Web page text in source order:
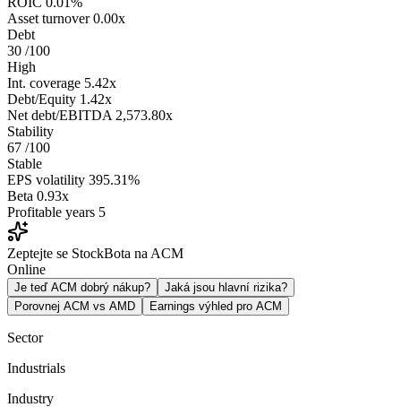
Asset turnover 0.00x
Debt
30 /100
High
Int. coverage 5.42x
Debt/Equity 1.42x
Net debt/EBITDA 2,573.80x
Stability
67 /100
Stable
EPS volatility 395.31%
Beta 0.93x
Profitable years 5
Zeptejte se StockBota na ACM
Online
Je teď ACM dobrý nákup?
Jaká jsou hlavní rizika?
Porovnej ACM vs AMD
Earnings výhled pro ACM
Sector
Industrials
Industry